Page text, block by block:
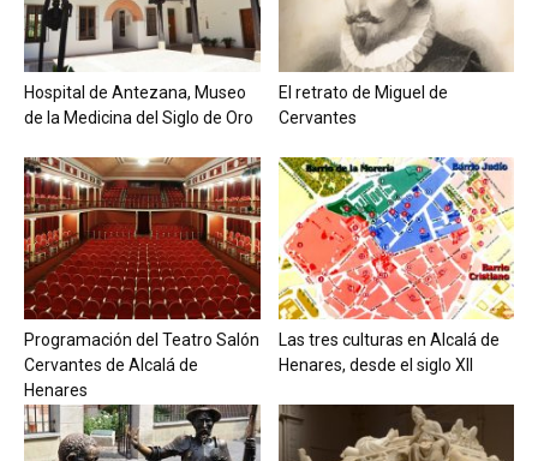
Hospital de Antezana, Museo
de la Medicina del Siglo de Oro
El retrato de Miguel de
Cervantes
Programación del Teatro Salón
Cervantes de Alcalá de
Henares
Las tres culturas en Alcalá de
Henares, desde el siglo XII